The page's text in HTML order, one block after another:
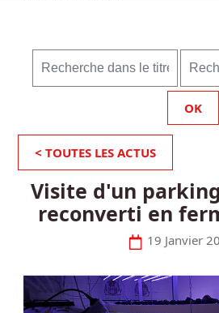
OK
< TOUTES LES ACTUS
Visite d'un
reconverti en
19 Janvier